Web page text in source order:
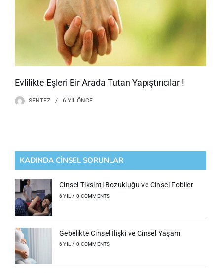
Evlilikte Eşleri Bir Arada Tutan Yapıştırıcılar !
SENTEZ 6 YILÖNCE
KADINDA CİNSEL SORUNLAR
Cinsel Tiksinti Bozukluğu ve Cinsel Fobiler
6 YIL / 0 COMMENTS
Gebelikte Cinsel İlişki ve Cinsel Yaşam
6 YIL / 0 COMMENTS